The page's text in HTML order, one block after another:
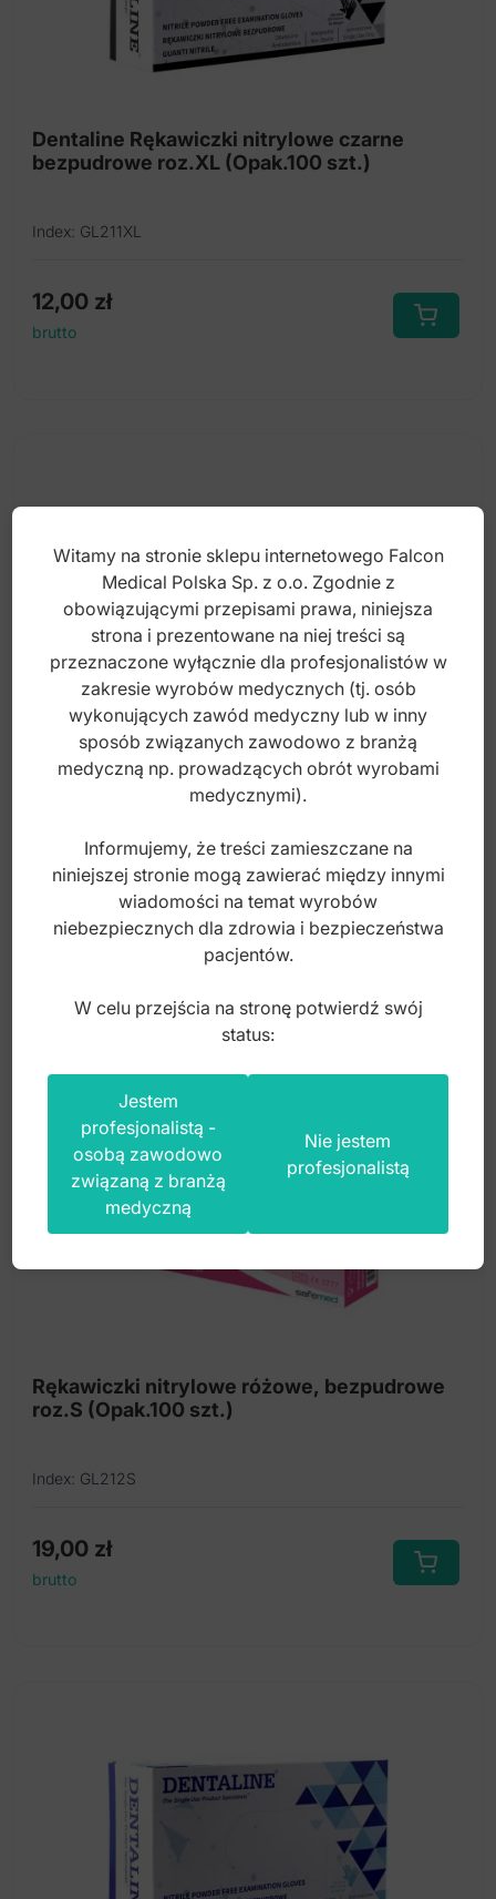
Dentaline Rękawiczki nitrylowe czarne
bezpudrowe roz.XL (Opak.100 szt.)
Index: GL211XL
12,00 zł
brutto
Finesoft Rękawiczki nitrylowe różowe,
bezpudrowe roz.M (Opak.100 szt.)
Index: GL204M
11,00zł
Rękawiczki nitrylowe różowe, bezpudrowe
roz.S (Opak.100 szt.)
Index: GL212S
19,00 zł
brutto
Witamy na stronie sklepu internetowego Falcon
Medical Polska Sp. z o.o. Zgodnie z
obowiązującymi przepisami prawa, niniejsza
strona i prezentowane na niej treści są
przeznaczone wyłącznie dla profesjonalistów w
zakresie wyrobów medycznych (tj. osób
wykonujących zawód medyczny lub w inny
sposób związanych zawodowo z branżą
medyczną np. prowadzących obrót wyrobami
medycznymi).
Informujemy, że treści zamieszczane na
niniejszej stronie mogą zawierać między innymi
wiadomości na temat wyrobów
niebezpiecznych dla zdrowia i bezpieczeństwa
pacjentów.
W celu przejścia na stronę potwierdź swój
status:
Jestem
profesjonalistą -
osobą zawodowo
związaną z branżą
medyczną
Nie jestem
profesjonalistą